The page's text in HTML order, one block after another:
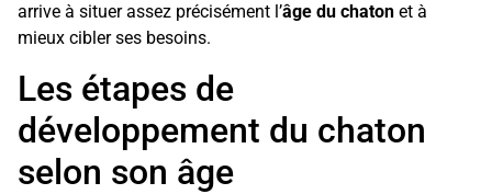
arrive à situer assez précisément l’âge du chaton et à
mieux cibler ses besoins.
Les étapes de
développement du chaton
selon son âge